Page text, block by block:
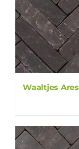
Waaltjes Ares